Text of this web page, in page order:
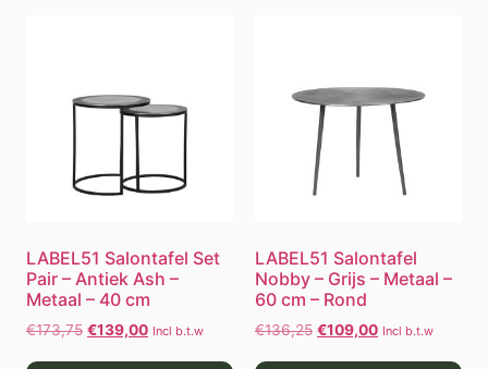
LABEL51 Salontafel Set
Pair – Antiek Ash –
Metaal – 40 cm
€173,75 €139,00 Incl b.t.w
LABEL51 Salontafel
Nobby – Grijs – Metaal –
60 cm – Rond
€136,25 €109,00 Incl b.t.w